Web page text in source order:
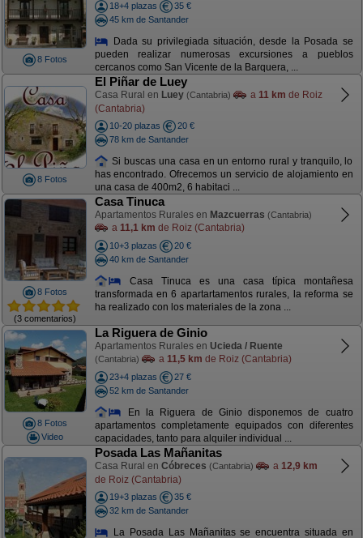
8 Fotos
18+4 plazas
35 €
45 km de Santander
Dada su privilegiada situación, desde la Posada se
pueden realizar numerosas excursiones a pueblos
cercanos como San Vicente de la Barquera, ...
8 Fotos
El Piñar de Luey
Casa Rural en Luey (Cantabria) a 11 km de Roiz
(Cantabria)
10-20 plazas
20 €
78 km de Santander
Si buscas una casa en un entorno rural y tranquilo, lo
has encontrado. Ofrecemos un servicio de alojamiento en
una casa de 400m2, 6 habitaci ...
8 Fotos
(3 comentarios)
Casa Tinuca
Apartamentos Rurales en Mazcuerras (Cantabria)
a 11,1 km de Roiz (Cantabria)
10+3 plazas
20 €
40 km de Santander
Casa Tinuca es una casa típica montañesa
transformada en 6 apartartamentos rurales, la reforma se
ha realizado con los materiales de la zona ...
8 Fotos
Video
La Riguera de Ginio
Apartamentos Rurales en Ucieda / Ruente
(Cantabria) a 11,5 km de Roiz (Cantabria)
23+4 plazas
27 €
52 km de Santander
En la Riguera de Ginio disponemos de cuatro
apartamentos completamente equipados con diferentes
capacidades, tanto para alquiler individual ...
Posada Las Mañanitas
Casa Rural en Cóbreces (Cantabria) a 12,9 km
de Roiz (Cantabria)
19+3 plazas
35 €
32 km de Santander
La Posada Las Mañanitas se encuentra situada en